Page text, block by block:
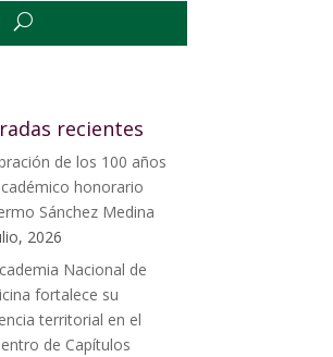
recientes
de los 100 años
honorario
Sánchez Medina
2026
Nacional de
fortalece su
territorial en el
de Capítulos